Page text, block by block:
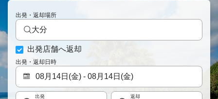
出発・返却場所
大分
出発店舗へ返却
出発・返却日時
出発 返却